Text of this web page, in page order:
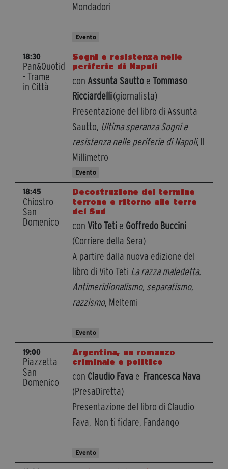
Mondadori
Evento
18:30
Pan&Quotidiano
- Trame
in Città
Sogni e resistenza nelle
periferie di Napoli
con Assunta Sautto e Tommaso
Ricciardelli(giornalista)
Presentazione del libro di Assunta
Sautto, Ultima speranza Sogni e
resistenza nelle periferie di Napoli, Il
Millimetro
Evento
18:45
Chiostro
San
Domenico
Decostruzione del termine
terrone e ritorno alle terre
del Sud
con Vito Teti e Goffredo Buccini
(Corriere della Sera)
A partire dalla nuova edizione del
libro di Vito Teti La razza maledetta.
Antimeridionalismo, separatismo,
razzismo, Meltemi
Evento
19:00
Piazzetta
San
Domenico
Argentina, un romanzo
criminale e politico
con Claudio Fava e Francesca Nava
(PresaDiretta)
Presentazione del libro di Claudio
Fava, Non ti fidare, Fandango
Evento